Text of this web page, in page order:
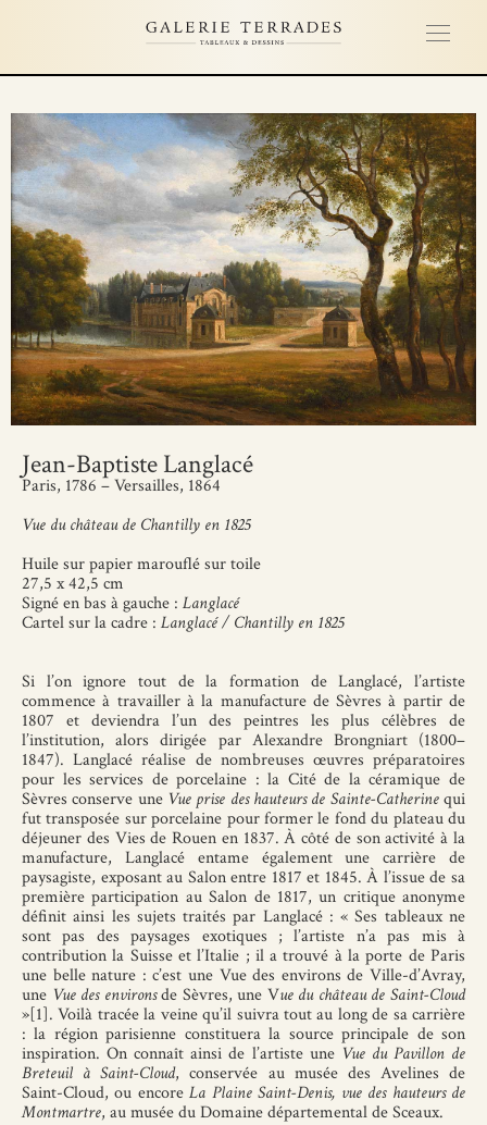
Jean-Baptiste Langlacé
Paris, 1786 – Versailles, 1864
Vue du château de Chantilly en 1825
Huile sur papier marouflé sur toile
27,5 x 42,5 cm
Signé en bas à gauche : Langlacé
Cartel sur la cadre : Langlacé / Chantilly en 1825
Si l’on ignore tout de la formation de Langlacé, l’artiste
commence à travailler à la manufacture de Sèvres à partir de
1807 et deviendra l’un des peintres les plus célèbres de
l’institution, alors dirigée par Alexandre Brongniart (1800–
1847). Langlacé réalise de nombreuses œuvres préparatoires
pour les services de porcelaine : la Cité de la céramique de
Sèvres conserve une Vue prise des hauteurs de Sainte-Catherinequi
fut transposée sur porcelaine pour former le fond du plateau du
déjeuner des Vies de Rouen en 1837. À côté de son activité à la
manufacture, Langlacé entame également une carrière de
paysagiste, exposant au Salon entre 1817 et 1845. À l’issue de sa
première participation au Salon de 1817, un critique anonyme
définit ainsi les sujets traités par Langlacé : « Ses tableaux ne
sont pas des paysages exotiques ; l’artiste n’a pas mis à
contribution la Suisse et l’Italie ; il a trouvé à la porte de Paris
une belle nature : c’est une Vue des environs de Ville-d’Avray,
une Vue des environsde Sèvres, une Vue du château de Saint-Cloud
»[1]. Voilà tracée la veine qu’il suivra tout au long de sa carrière
: la région parisienne constituera la source principale de son
inspiration. On connaît ainsi de l’artiste une Vue du Pavillon de
Breteuil à Saint-Cloud, conservée au musée des Avelines de
Saint-Cloud, ou encoreLa Plaine Saint-Denis, vue des hauteurs de
Montmartre, au musée du Domaine départemental de Sceaux.